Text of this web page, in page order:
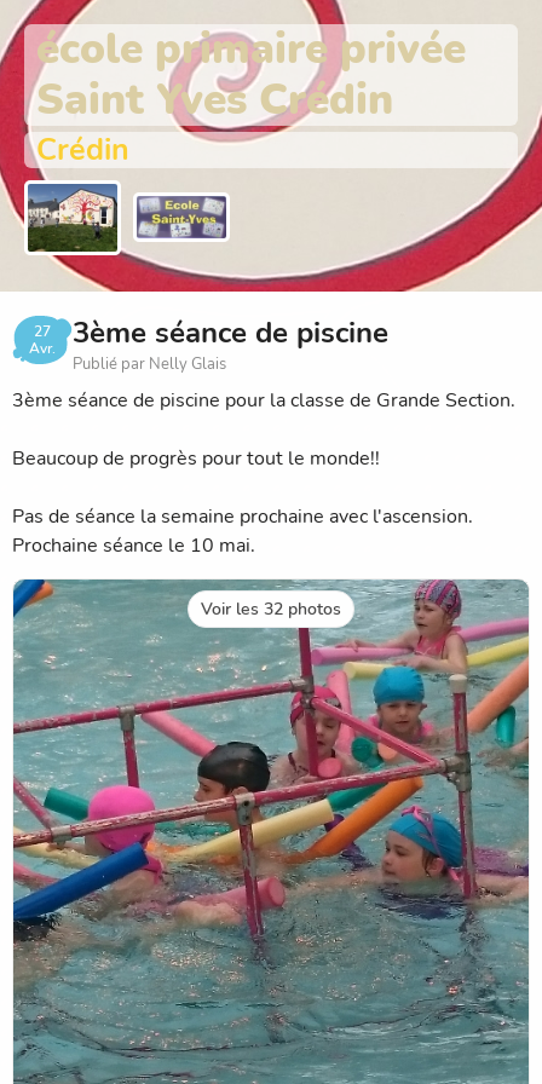
école primaire privée
Saint Yves Crédin
Crédin
27
Avr.
3ème séance de piscine
Publié par Nelly Glais
3ème séance de piscine pour la classe de Grande Section.
Beaucoup de progrès pour tout le monde!!
Pas de séance la semaine prochaine avec l'ascension.
Prochaine séance le 10 mai.
Voir les 32 photos